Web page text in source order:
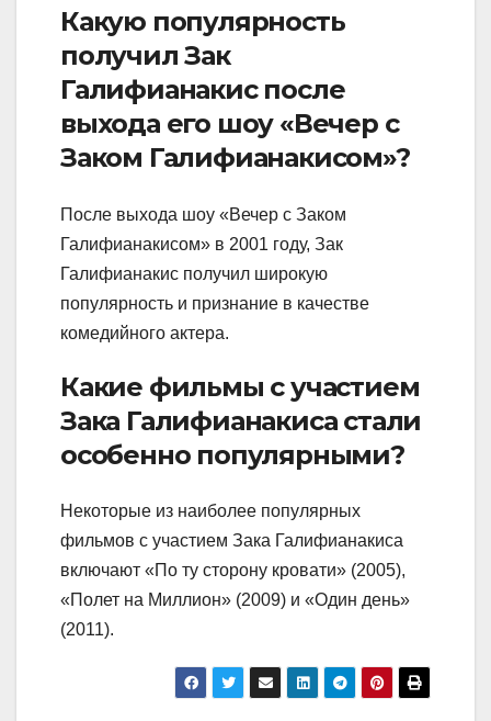
Какую популярность
получил Зак
Галифианакис после
выхода его шоу «Вечер с
Заком Галифианакисом»?
После выхода шоу «Вечер с Заком
Галифианакисом» в 2001 году, Зак
Галифианакис получил широкую
популярность и признание в качестве
комедийного актера.
Какие фильмы с участием
Зака Галифианакиса стали
особенно популярными?
Некоторые из наиболее популярных
фильмов с участием Зака Галифианакиса
включают «По ту сторону кровати» (2005),
«Полет на Миллион» (2009) и «Один день»
(2011).